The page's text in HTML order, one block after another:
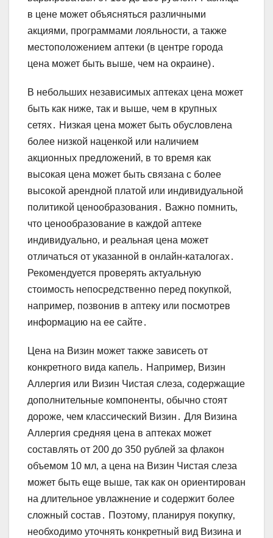
в цене может объясняться различными
акциями‚ программами лояльности‚ а также
местоположением аптеки (в центре города
цена может быть выше‚ чем на окраине)․
В небольших независимых аптеках цена может
быть как ниже‚ так и выше‚ чем в крупных
сетях․ Низкая цена может быть обусловлена
более низкой наценкой или наличием
акционных предложений‚ в то время как
высокая цена может быть связана с более
высокой арендной платой или индивидуальной
политикой ценообразования․ Важно помнить‚
что ценообразование в каждой аптеке
индивидуально‚ и реальная цена может
отличаться от указанной в онлайн-каталогах․
Рекомендуется проверять актуальную
стоимость непосредственно перед покупкой‚
например‚ позвонив в аптеку или посмотрев
информацию на ее сайте․
Цена на Визин может также зависеть от
конкретного вида капель․ Например‚ Визин
Аллергия или Визин Чистая слеза‚ содержащие
дополнительные компоненты‚ обычно стоят
дороже‚ чем классический Визин․ Для Визина
Аллергия средняя цена в аптеках может
составлять от 200 до 350 рублей за флакон
объемом 10 мл‚ а цена на Визин Чистая слеза
может быть еще выше‚ так как он ориентирован
на длительное увлажнение и содержит более
сложный состав․ Поэтому‚ планируя покупку‚
необходимо уточнять конкретный вид Визина и